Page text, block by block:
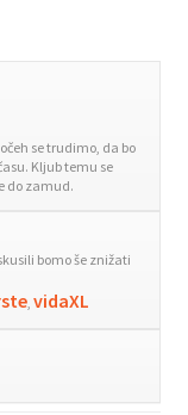
se trudimo, da bo
Kljub temu se
do zamud.
bomo še znižati
, vidaXL